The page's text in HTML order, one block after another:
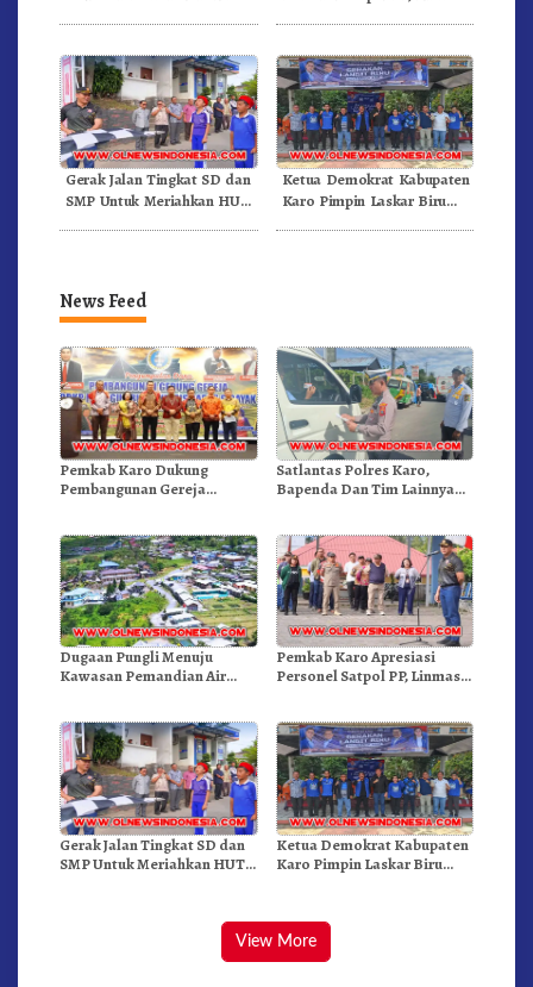
Gerak Jalan Tingkat SD dan
SMP Untuk Meriahkan HUT
Ketua Demokrat Kabupaten
Karo Pimpin Laskar Biru
News Feed
Pemkab Karo Dukung
Pembangunan Gereja
Satlantas Polres Karo,
Bapenda Dan Tim Lainnya
Dugaan Pungli Menuju
Kawasan Pemandian Air
Pemkab Karo Apresiasi
Personel Satpol PP, Linmas,
Gerak Jalan Tingkat SD dan
SMP Untuk Meriahkan HUT
Ketua Demokrat Kabupaten
Karo Pimpin Laskar Biru
View More